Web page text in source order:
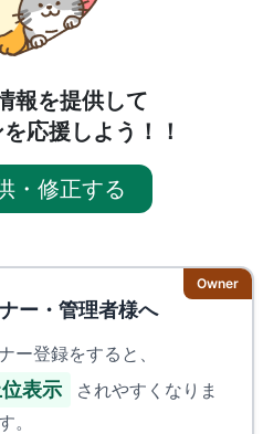
報を提供して
応援しよう！！
・修正する
Owner
ー・管理者様へ
ー登録をすると、
表示
されやすくなりま
。